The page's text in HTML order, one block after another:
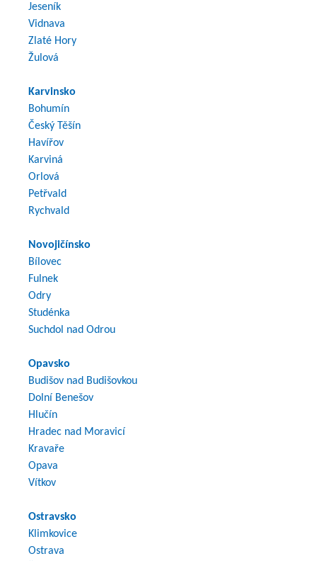
Jeseník
Vidnava
Zlaté Hory
Žulová
Karvinsko
Bohumín
Český Těšín
Havířov
Karviná
Orlová
Petřvald
Rychvald
Novojičínsko
Bílovec
Fulnek
Odry
Studénka
Suchdol nad Odrou
Opavsko
Budišov nad Budišovkou
Dolní Benešov
Hlučín
Hradec nad Moravicí
Kravaře
Opava
Vítkov
Ostravsko
Klimkovice
Ostrava